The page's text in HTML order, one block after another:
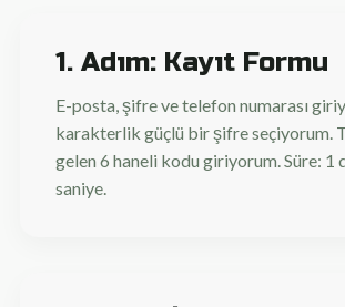
1. Adım: Kayıt Formu
E-posta, şifre ve telefon numarası
karakterlik güçlü bir şifre seçiyorum.
gelen 6 haneli kodu giriyorum. Süre: 1
saniye.